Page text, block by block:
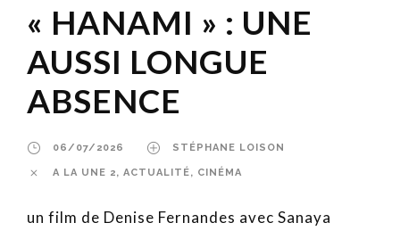
« HANAMI » : UNE
AUSSI LONGUE
ABSENCE
06/07/2026 STÉPHANE LOISON
A LA UNE 2, ACTUALITÉ, CINÉMA
un film de Denise Fernandes avec Sanaya